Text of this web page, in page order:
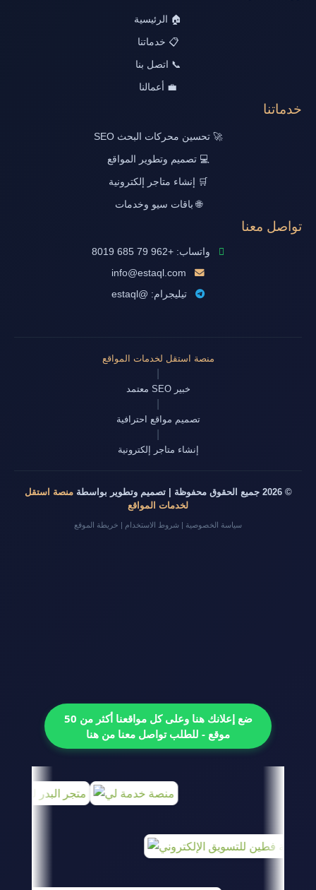
🏠 الرئيسية
📋 خدماتنا
📞 اتصل بنا
💼 أعمالنا
خدماتنا
🚀 تحسين محركات البحث SEO
💻 تصميم وتطوير المواقع
🛒 إنشاء متاجر إلكترونية
🌐 باقات سيو وخدمات
تواصل معنا
واتساب: +962 79 685 8019
info@estaql.com
تيليجرام: @estaql
منصة استقل لخدمات المواقع
خبير SEO معتمد
تصميم مواقع احترافية
إنشاء متاجر إلكترونية
© 2026 جميع الحقوق محفوظة | تصميم وتطوير بواسطة
منصة استقل
لخدمات المواقع
سياسة الخصوصية | شروط الاستخدام | خريطة الموقع
ضع إعلانك هنا وعلى كل مواقعنا أكثر من 50
موقع - للطلب تواصل معنا من هنا